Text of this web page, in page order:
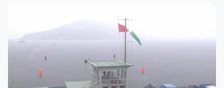
又相信對方會以合適方式帶領港大發展。港大副校長（教
學）施啟正：「我是一個科學家，不會占卜也沒有水晶
球，我想我們要等待誰是新候選人，而他或她有沒有能力
去領導港大達到他想要的路向，但很明顯世界的整體趨勢
是，香港會繼續成為西方和東方的重要橋樑，也會聯繫南
北，繼續成為新科技的燈塔。」